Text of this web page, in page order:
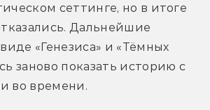
сеттинге, но в итоге
Дальнейшие
«Генезиса» и «Тёмных
заново показать историю с
во времени.